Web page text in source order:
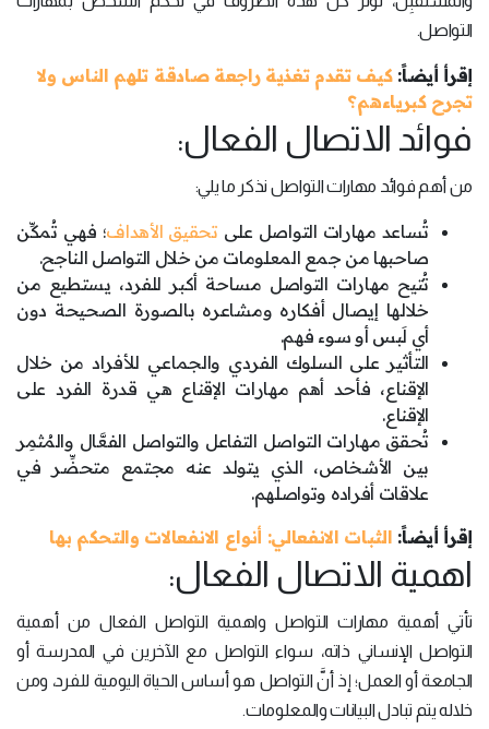
التواصل.
إقرأ أيضاً:كيف تقدم تغذية راجعة صادقة تلهم الناس ولا
تجرح كبرياءهم؟
فوائد الاتصال الفعال:
من أهم فوائد مهارات التواصل نذكر ما يلي:
تُساعد مهارات التواصل على تحقيق الأهداف؛ فهي تُمكِّن
صاحبها من جمع المعلومات من خلال التواصل الناجح.
تُتيح مهارات التواصل مساحة أكبر للفرد، يستطيع من
خلالها إيصال أفكاره ومشاعره بالصورة الصحيحة دون
أي لَبس أو سوء فهم.
التأثير على السلوك الفردي والجماعي للأفراد من خلال
الإقناع، فأحد أهم مهارات الإقناع هي قدرة الفرد على
الإقناع.
تُحقق مهارات التواصل التفاعل والتواصل الفعَّال والمُثمِر
بين الأشخاص، الذي يتولد عنه مجتمع متحضِّر في
علاقات أفراده وتواصلهم.
إقرأ أيضاً: الثبات الانفعالي: أنواع الانفعالات والتحكم بها
اهمية الاتصال الفعال:
تأتي أهمية مهارات التواصل واهمية التواصل الفعال من أهمية
التواصل الإنساني ذاته، سواء التواصل مع الآخرين في المدرسة أو
الجامعة أو العمل؛ إذ أنَّ التواصل هو أساس الحياة اليومية للفرد، ومن
خلاله يتم تبادل البيانات والمعلومات.